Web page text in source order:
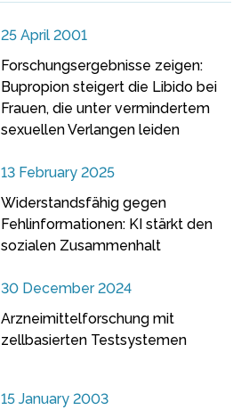
25 April 2001
Forschungsergebnisse zeigen:
Bupropion steigert die Libido bei
Frauen, die unter vermindertem
sexuellen Verlangen leiden
13 February 2025
Widerstandsfähig gegen
Fehlinformationen: KI stärkt den
sozialen Zusammenhalt
30 December 2024
Arzneimittelforschung mit
zellbasierten Testsystemen
15 January 2003